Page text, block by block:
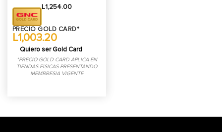
L1,254.00
PRECIO GOLD CARD*
L1,003.20
Quiero ser Gold Card
*PRECIO GOLD CARD APLICA EN
TIENDAS FISICAS PRESENTANDO
MEMBRESIA VIGENTE